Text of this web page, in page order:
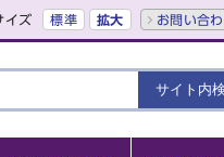
イズ 標準 拡大 お問い合